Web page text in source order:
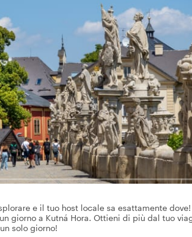
e il tuo host locale sa esattamente
giorno a Kutná Hora. Ottieni di più dal tuo
solo giorno!